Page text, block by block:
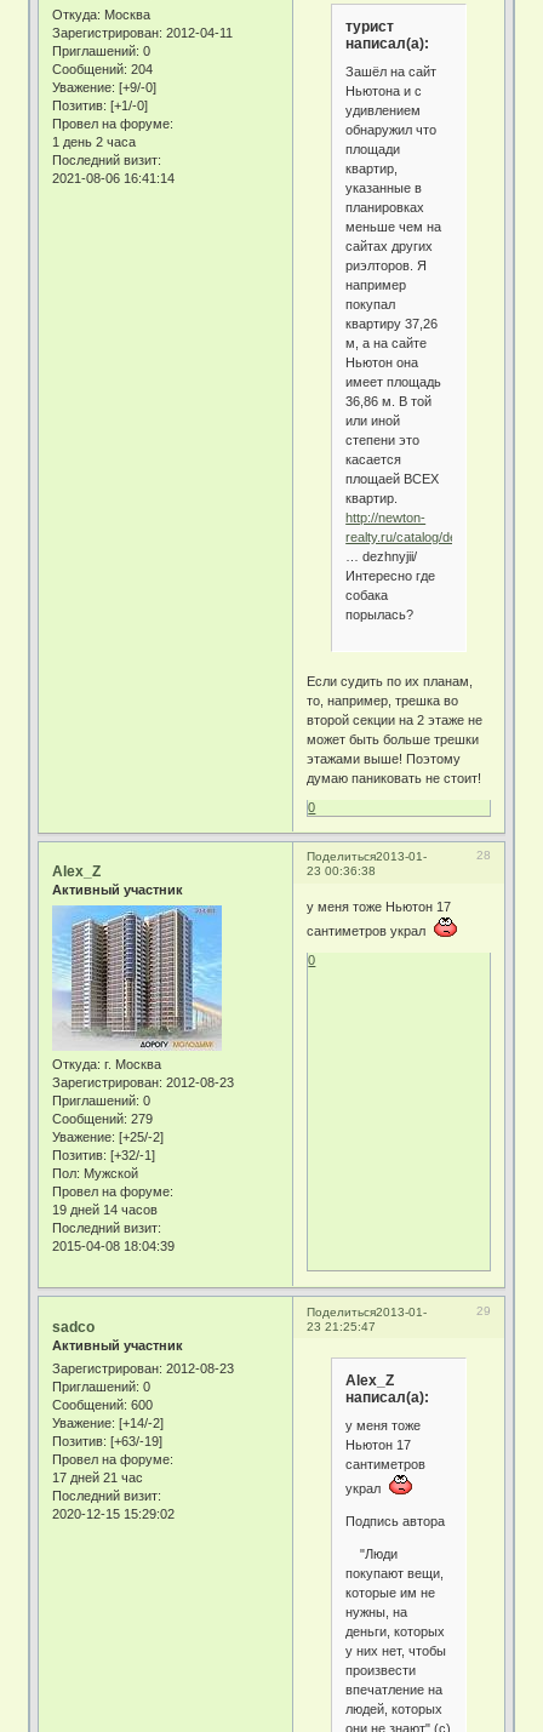
Откуда: Москва
Зарегистрирован: 2012-04-11
Приглашений: 0
Сообщений: 204
Уважение: [+9/-0]
Позитив: [+1/-0]
Провел на форуме:
1 день 2 часа
Последний визит:
2021-08-06 16:41:14
турист
написал(а):
Зашёл на сайт
Ньютона и с
удивлением
обнаружил что
площади
квартир,
указанные в
планировках
меньше чем на
сайтах других
риэлторов. Я
например
покупал
квартиру 37,26
м, а на сайте
Ньютон она
имеет площадь
36,86 м. В той
или иной
степени это
касается
площаей ВСЕХ
квартир.
http://newton-
realty.ru/catalog/detail/
… dezhnyjii/
Интересно где
собака
порылась?
Если судить по их планам,
то, например, трешка во
второй секции на 2 этаже не
может быть больше трешки
этажами выше! Поэтому
думаю паниковать не стоит!
0
Поделиться 28
2013-01-
23 00:36:38
Alex_Z
Активный участник
Откуда: г. Москва
Зарегистрирован: 2012-08-23
Приглашений: 0
Сообщений: 279
Уважение: [+25/-2]
Позитив: [+32/-1]
Пол: Мужской
Провел на форуме:
19 дней 14 часов
Последний визит:
2015-04-08 18:04:39
у меня тоже Ньютон 17
сантиметров украл
0
Поделиться 29
2013-01-
23 21:25:47
sadco
Активный участник
Зарегистрирован: 2012-08-23
Приглашений: 0
Сообщений: 600
Уважение: [+14/-2]
Позитив: [+63/-19]
Провел на форуме:
17 дней 21 час
Последний визит:
2020-12-15 15:29:02
Alex_Z
написал(а):
у меня тоже
Ньютон 17
сантиметров
украл
Подпись автора
"Люди
покупают вещи,
которые им не
нужны, на
деньги, которых
у них нет, чтобы
произвести
впечатление на
людей, которых
они не знают" (с)